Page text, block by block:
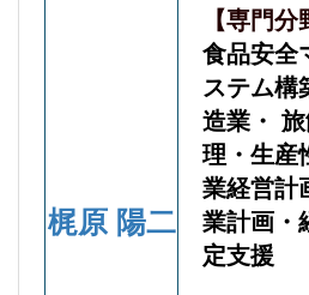
梶原 陽二
【専門分
食品安全
ステム構
造業・
理・生産
業経営計
業計画・
定支援